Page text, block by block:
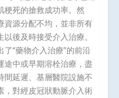
梗死的搶救成功率。然
資源分配不均，並非所有
後及時接受介入治療。
“藥物介入治療”的前沿
途中或早期溶栓治療，盡
間延遲、基層醫院設施不
，對經皮冠狀動脈介入術